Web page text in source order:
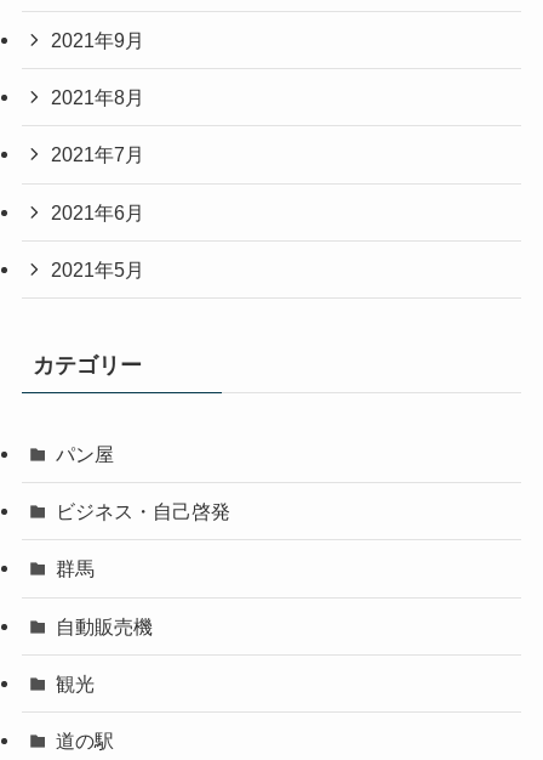
2021年9月
2021年8月
2021年7月
2021年6月
2021年5月
カテゴリー
パン屋
ビジネス・自己啓発
群馬
自動販売機
観光
道の駅